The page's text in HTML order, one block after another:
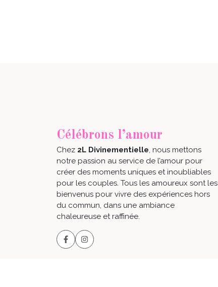
Célébrons l’amour
Chez 2L Divinementielle, nous mettons
notre passion au service de l’amour pour
créer des moments uniques et inoubliables
pour les couples. Tous les amoureux sont les
bienvenus pour vivre des expériences hors
du commun, dans une ambiance
chaleureuse et raffinée.